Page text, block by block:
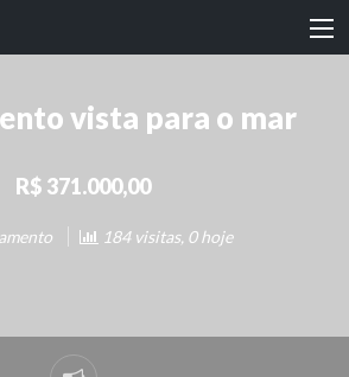
vista para o mar
R$ 371.000,00
184 visitas, 0 hoje